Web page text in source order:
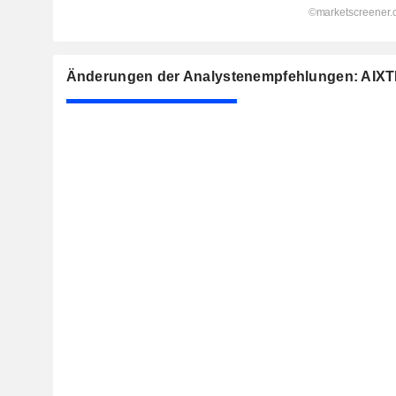
Änderungen der Analystenempfehlungen: